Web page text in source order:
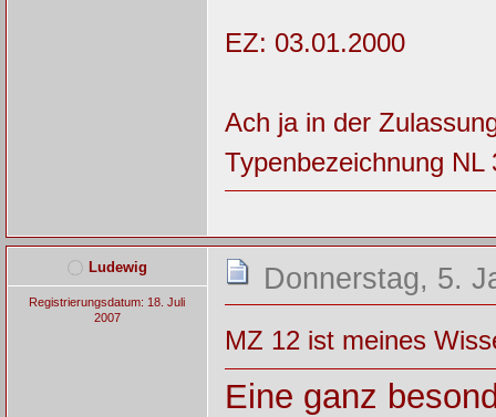
EZ: 03.01.2000
Ach ja in der
Typenbezeichnung
Ludewig
Registrierungsdatum: 18. Juli
2007
Donnerstag, 5.
MZ 12 ist meines
Eine ganz